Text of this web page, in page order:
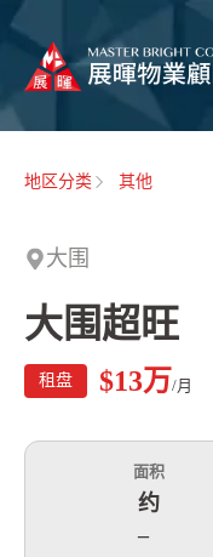
地区分类 其他
大围
大围超旺
租盘 $13万/月
面积
约
–